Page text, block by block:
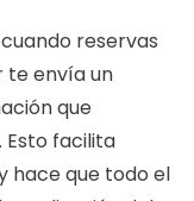
reservas
te envía un
que
Esto facilita
hace que todo el